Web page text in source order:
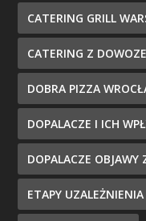
CATERING GRILL
CATERING Z
DOBRA PIZZA
DOPALACZE I ICH
DOPALACZE OBJAWY
ETAPY